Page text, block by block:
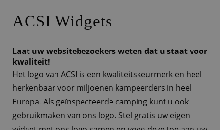
ACSI Widgets
Laat uw websitebezoekers weten dat u staat voor
kwaliteit!
Het logo van ACSI is een kwaliteitskeurmerk en heel
herkenbaar voor miljoenen kampeerders in heel
Europa. Als geïnspecteerde camping kunt u ook
gebruikmaken van ons logo. Stel gratis uw eigen